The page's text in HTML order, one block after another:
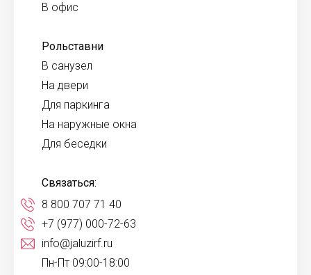
В офис
Рольставни
В санузел
На двери
Для паркинга
На наружные окна
Для беседки
Связаться:
8 800 707 71 40
+7 (977) 000-72-63
info@jaluzirf.ru
Пн-Пт 09:00-18:00